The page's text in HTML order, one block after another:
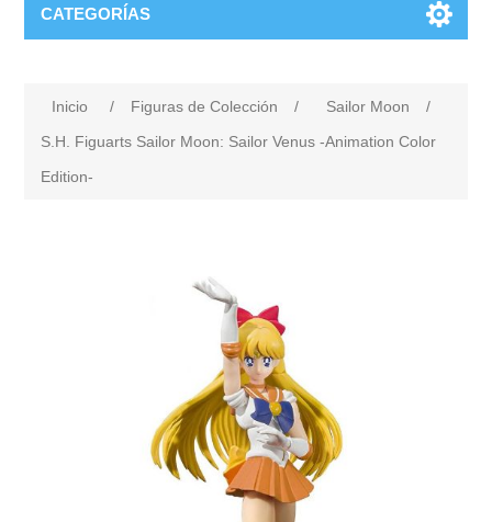
CATEGORÍAS
Inicio / Figuras de Colección / Sailor Moon
/
S.H. Figuarts Sailor Moon: Sailor Venus -Animation Color
Edition-